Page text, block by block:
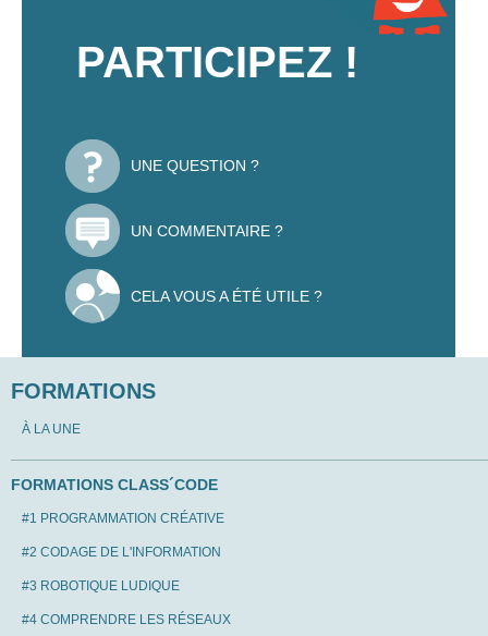
PARTICIPEZ !
UNE QUESTION ?
UN COMMENTAIRE ?
CELA VOUS A ÉTÉ UTILE ?
FORMATIONS
À LA UNE
FORMATIONS CLASS´CODE
#1 PROGRAMMATION CRÉATIVE
#2 CODAGE DE L'INFORMATION
#3 ROBOTIQUE LUDIQUE
#4 COMPRENDRE LES RÉSEAUX